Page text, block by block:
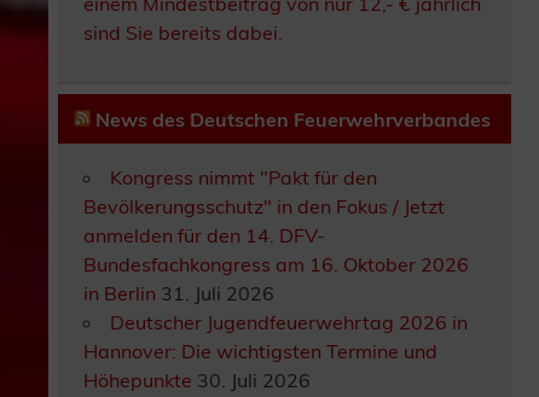
sind Sie bereits dabei.
News des Deutschen Feuerwehrverbandes
Kongress nimmt "Pakt für den
Bevölkerungsschutz" in den Fokus / Jetzt
anmelden für den 14. DFV-
Bundesfachkongress am 16. Oktober 2026
in Berlin 31. Juli 2026
Deutscher Jugendfeuerwehrtag 2026 in
Hannover: Die wichtigsten Termine und
Höhepunkte 30. Juli 2026